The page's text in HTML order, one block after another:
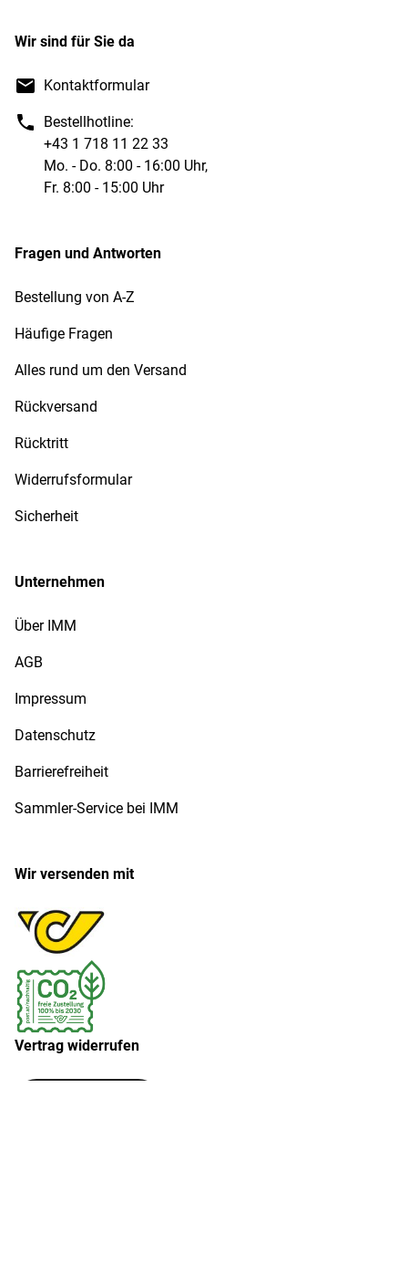
Wir sind für Sie da
Kontaktformular
Bestellhotline:
+43 1 718 11 22 33
Mo. - Do. 8:00 - 16:00 Uhr,
Fr. 8:00 - 15:00 Uhr
Fragen und Antworten
Bestellung von A-Z
Häufige Fragen
Alles rund um den Versand
Rückversand
Rücktritt
Widerrufsformular
Sicherheit
Unternehmen
Über IMM
AGB
Impressum
Datenschutz
Barrierefreiheit
Sammler-Service bei IMM
Wir versenden mit
Vertrag widerrufen